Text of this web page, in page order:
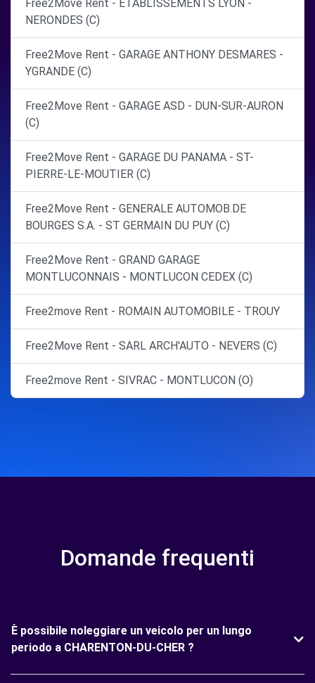
Free2Move Rent - ETABLISSEMENTS LYON -
NERONDES (C)
Free2Move Rent - GARAGE ANTHONY DESMARES -
YGRANDE (C)
Free2Move Rent - GARAGE ASD - DUN-SUR-AURON
(C)
Free2Move Rent - GARAGE DU PANAMA - ST-
PIERRE-LE-MOUTIER (C)
Free2Move Rent - GENERALE AUTOMOB.DE
BOURGES S.A. - ST GERMAIN DU PUY (C)
Free2Move Rent - GRAND GARAGE
MONTLUCONNAIS - MONTLUCON CEDEX (C)
Free2move Rent - ROMAIN AUTOMOBILE - TROUY
Free2Move Rent - SARL ARCH'AUTO - NEVERS (C)
Free2move Rent - SIVRAC - MONTLUCON (O)
Domande frequenti
È possibile noleggiare un veicolo per un lungo
periodo a CHARENTON-DU-CHER ?